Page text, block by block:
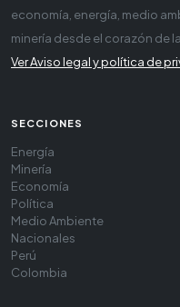
economía, energía, medio
minería desde el corazón de
Ver Aviso legal y política de
SECCIONES
Energía
Minería
Economía
Política
Medio Ambiente
Nacionales
Perú
Colombia